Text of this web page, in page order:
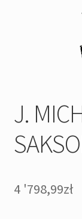
J.
4 '798,99zł